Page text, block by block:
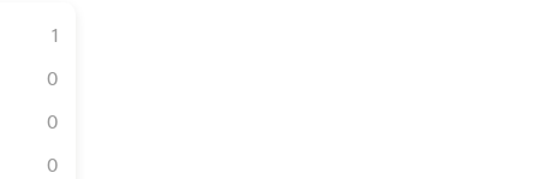
1
0
0
0